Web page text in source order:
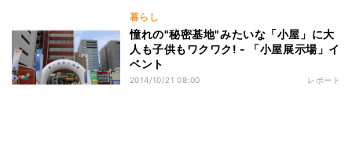
暮らし
憧れの"秘密基地"みたいな「小屋」に大
人も子供もワクワク! - 「小屋展示場」イ
ベント
2014/10/21 08:00 レポート